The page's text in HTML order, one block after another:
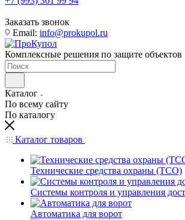
Заказать звонок
Email: info@prokupol.ru
Комплексные решения по защите объектов
Каталог
По всему сайту
По каталогу
Каталог товаров
Технические средства охраны (ТСО)
Системы контроля и управления
Автоматика для ворот